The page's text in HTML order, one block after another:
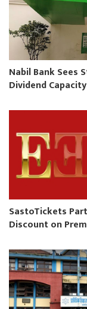
Nabil Bank Sees
Dividend Capacity
SastoTickets
Discount on